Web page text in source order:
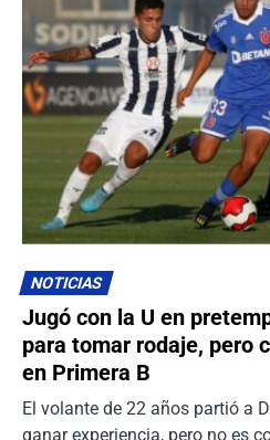
NOTICIAS
Jugó con la U en
para tomar rodaje, pero
en Primera B
El volante de 22 años partió a
ganar experiencia, pero no es